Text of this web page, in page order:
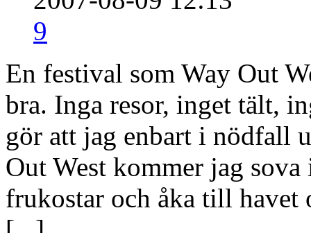
9
En festival som Way Out
bra. Inga resor, inget tält,
gör att jag enbart i nödfall
Out West kommer jag
frukostar och åka till